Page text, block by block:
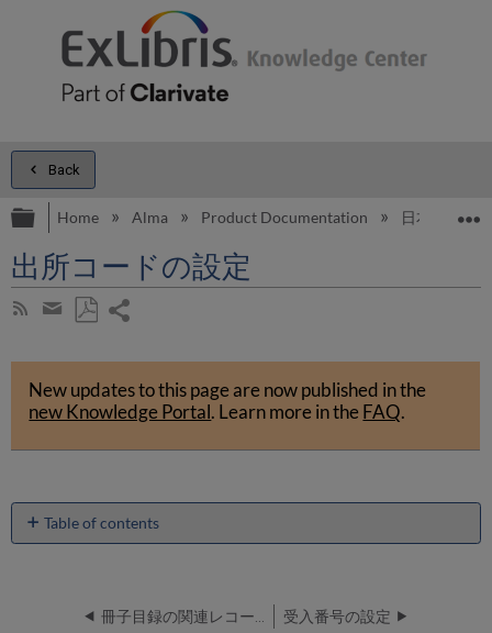
Back
Expand/collapse global hierarchy
Home Alma Product Documentation 日本語
出所コードの設定
Subscribe
RSS
Share
by
email
as
PDF
New updates to this page are now published in the
new Knowledge Portal. Learn more in theFAQ.
Table of contents
受入番号の設定